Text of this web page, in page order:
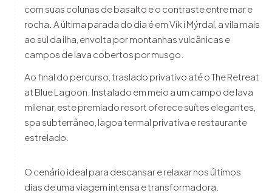
com suas colunas de basalto e o contraste entre mar e
rocha. A última parada do dia é em Vík í Mýrdal, a vila mais
ao sul da ilha, envolta por montanhas vulcânicas e
campos de lava cobertos por musgo.
Ao final do percurso, traslado privativo até o The Retreat
at Blue Lagoon. Instalado em meio a um campo de lava
milenar, este premiado resort oferece suítes elegantes,
spa subterrâneo, lagoa termal privativa e restaurante
estrelado.
O cenário ideal para descansar e relaxar nos últimos
dias de uma viagem intensa e transformadora.